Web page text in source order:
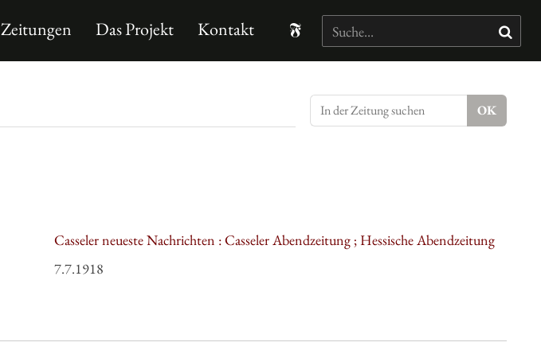
Zeitungen Das Projekt Kontakt
Casseler neueste Nachrichten : Casseler Abendzeitung ; Hessische Abendzeitung
7.7.1918